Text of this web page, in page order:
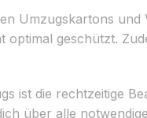
Umzugskartons
geschützt.
ist die rechtzeitige
über alle